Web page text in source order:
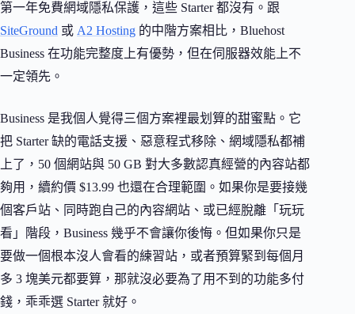
第一年免費網域隱私保護，這些 Starter 都沒有。跟
SiteGround 或 A2 Hosting 的中階方案相比，Bluehost
Business 在功能完整度上有優勢，但在伺服器效能上不
一定領先。
Business 是我個人覺得三個方案裡最划算的甜蜜點。它
把 Starter 缺的電話支援、惡意程式移除、網域隱私都補
上了，50 個網站與 50 GB 對大多數認真經營的內容站都
夠用，續約價 $13.99 也還在合理範圍。如果你是要接幾
個客戶站、同時跑自己的內容網站、或已經脫離「玩玩
看」階段，Business 幾乎不會讓你後悔。但如果你只是
要做一個根本沒人會看的練習站，或者預算緊到每個月
多 3 塊美元都要算，那就沒必要為了用不到的功能多付
錢，乖乖選 Starter 就好。